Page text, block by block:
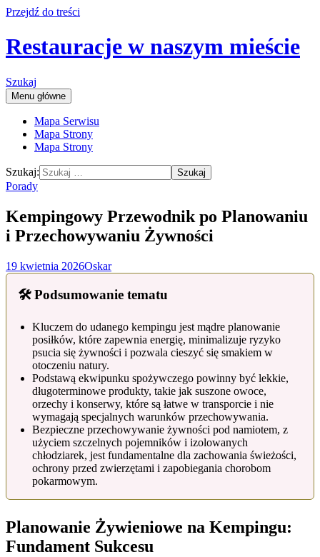
Przejdź do treści
Restauracje w naszym mieście
Szukaj
Menu główne
Mapa Serwisu
Mapa Strony
Mapa Strony
Szukaj:
Porady
Kempingowy Przewodnik po Planowaniu
i Przechowywaniu Żywności
19 kwietnia 2026Oskar
🛠️ Podsumowanie tematu
Kluczem do udanego kempingu jest mądre planowanie
posiłków, które zapewnia energię, minimalizuje ryzyko
psucia się żywności i pozwala cieszyć się smakiem w
otoczeniu natury.
Podstawą ekwipunku spożywczego powinny być lekkie,
długoterminowe produkty, takie jak suszone owoce,
orzechy i konserwy, które są łatwe w transporcie i nie
wymagają specjalnych warunków przechowywania.
Bezpieczne przechowywanie żywności pod namiotem, z
użyciem szczelnych pojemników i izolowanych
chłodziarek, jest fundamentalne dla zachowania świeżości,
ochrony przed zwierzętami i zapobiegania chorobom
pokarmowym.
Planowanie Żywieniowe na Kempingu:
Fundament Sukcesu